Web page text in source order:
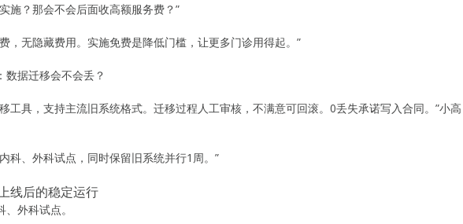
实施？那会不会后面收高额服务费？”
，无隐藏费用。实施免费是降低门槛，让更多门诊用得起。”
：数据迁移会不会丢？
工具，支持主流旧系统格式。迁移过程人工审核，不满意可回滚。0丢失承诺写入合同。”小高
科、外科试点，同时保留旧系统并行1周。”
线后的稳定运行
外科试点。